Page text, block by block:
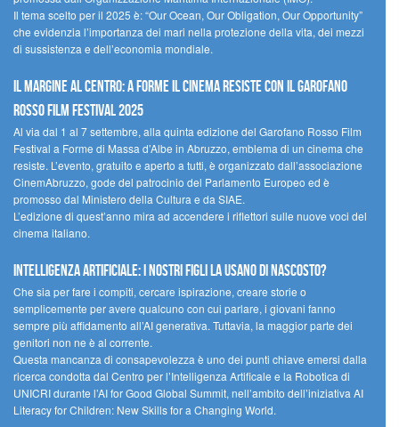
Il tema scelto per il 2025 è: “Our Ocean, Our Obligation, Our Opportunity”
che evidenzia l’importanza dei mari nella protezione della vita, dei mezzi
di sussistenza e dell’economia mondiale.
Il margine al centro: a Forme il cinema resiste con il Garofano
Rosso Film Festival 2025
Al via dal 1 al 7 settembre, alla quinta edizione del Garofano Rosso Film
Festival a Forme di Massa d’Albe in Abruzzo, emblema di un cinema che
resiste. L’evento, gratuito e aperto a tutti, è organizzato dall’associazione
CinemAbruzzo, gode del patrocinio del Parlamento Europeo ed è
promosso dal Ministero della Cultura e da SIAE.
L’edizione di quest’anno mira ad accendere i riflettori sulle nuove voci del
cinema italiano.
Intelligenza artificiale: i nostri figli la usano di nascosto?
Che sia per fare i compiti, cercare ispirazione, creare storie o
semplicemente per avere qualcuno con cui parlare, i giovani fanno
sempre più affidamento all’AI generativa. Tuttavia, la maggior parte dei
genitori non ne è al corrente.
Questa mancanza di consapevolezza è uno dei punti chiave emersi dalla
ricerca condotta dal Centro per l’Intelligenza Artificale e la Robotica di
UNICRI durante l’AI for Good Global Summit, nell’ambito dell’iniziativa AI
Literacy for Children: New Skills for a Changing World.